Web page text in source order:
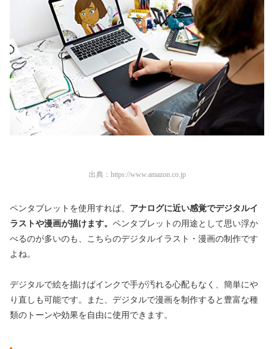
出典： https://www.amazon.co.jp
ペンタブレットを使用すれば、 アナログに近い感覚でデジタルイ
ラストや漫画が描けます。 ペンタブレットの用途として思い浮か
べるのが多いのも、こちらのデジタルイラスト・漫画の制作です
よね。
デジタルで絵を描けばインクで手が汚れる心配もなく、簡単にや
り直しも可能です。また、デジタルで漫画を制作すると豊富な種
類のトーンや効果を自由に使用できます。